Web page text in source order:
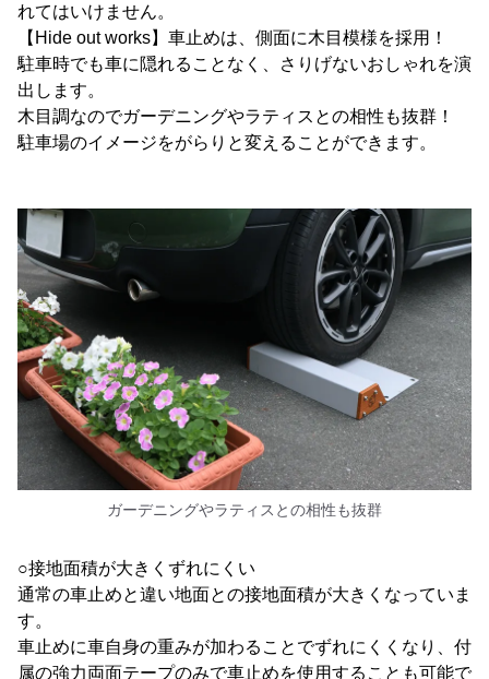
れてはいけません。
【Hide out works】車止めは、側面に木目模様を採用！
駐車時でも車に隠れることなく、さりげないおしゃれを演
出します。
木目調なのでガーデニングやラティスとの相性も抜群！
駐車場のイメージをがらりと変えることができます。
ガーデニングやラティスとの相性も抜群
○接地面積が大きくずれにくい
通常の車止めと違い地面との接地面積が大きくなっていま
す。
車止めに車自身の重みが加わることでずれにくくなり、付
属の強力両面テープのみで車止めを使用することも可能で